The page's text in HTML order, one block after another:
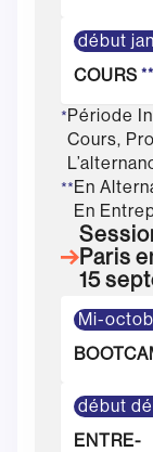
début
COURS **
*Période
Cours,
**En
En
Paris
15
Mi-
début
ENTRE-